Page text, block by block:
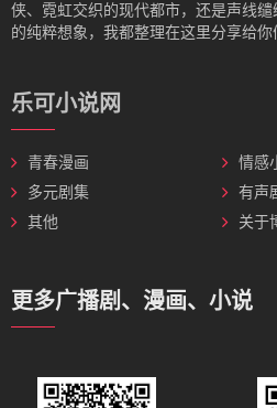
侠、霓虹交织的现代都市，还是声线
的纯粹想象，我都整理在这里分享给你
乐可小说网
青春漫画
情感
多元剧集
有声
其他
关于
更多广播剧、漫画、小说